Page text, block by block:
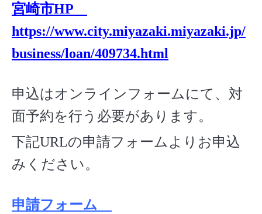
宮崎市HP
https://www.city.miyazaki.miyazaki.jp/
business/loan/409734.html
申込はオンラインフォームにて、対
面予約を行う必要があります。
下記URLの申請フォームよりお申込
みください。
申請フォーム